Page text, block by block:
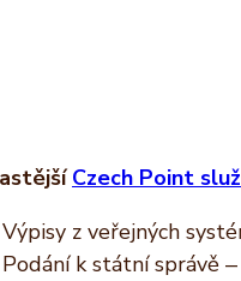
Czech Point
Výpisy z veřejných
Podání k státní správě